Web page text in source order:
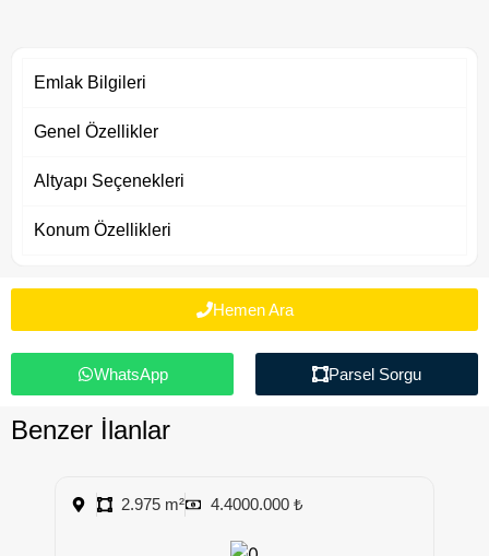
Emlak Bilgileri
Genel Özellikler
Altyapı Seçenekleri
Konum Özellikleri
Hemen Ara
WhatsApp Parsel Sorgu
Benzer İlanlar
2.975 m² 4.4000.000 ₺